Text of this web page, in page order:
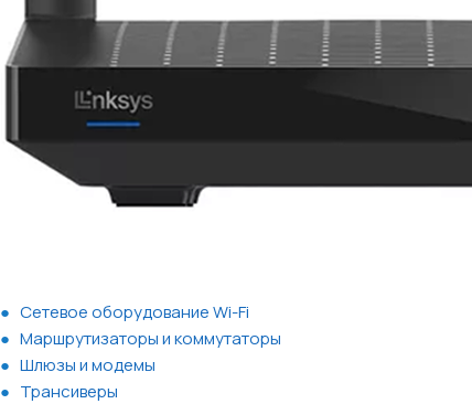
Сетевое оборудование Wi-Fi
Маршрутизаторы и коммутаторы
Шлюзы и модемы
Трансиверы